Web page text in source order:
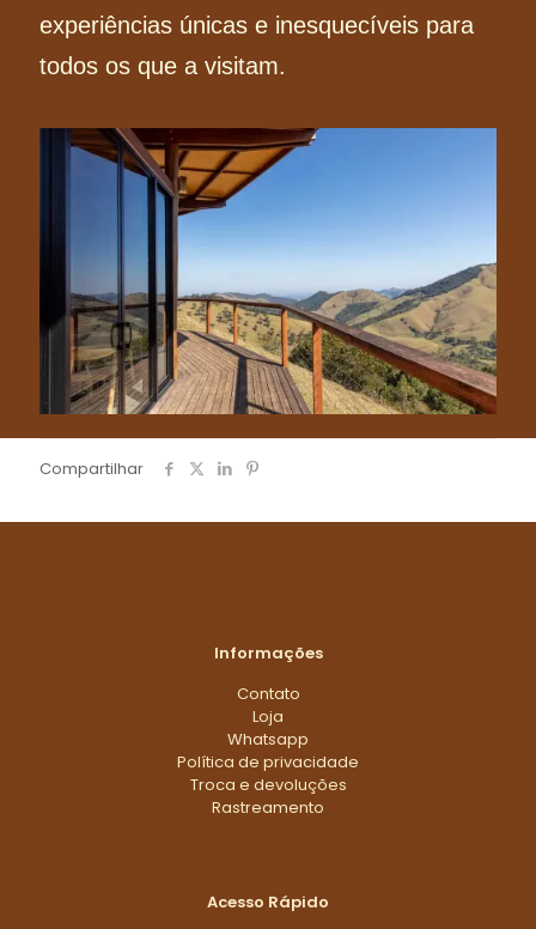
experiências únicas e inesquecíveis para
todos os que a visitam.
Compartilhar
Informações
Contato
Loja
Whatsapp
Política de privacidade
Troca e devoluções
Rastreamento
Acesso Rápido